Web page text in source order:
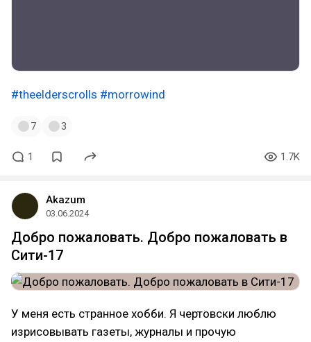
#theelderscrolls #morrowind
7 3
1 1.7K
Akazum
03.06.2024
Добро пожаловать. Добро пожаловать в
Сити-17
У меня есть странное хобби. Я чертовски люблю
изрисовывать газеты, журналы и прочую